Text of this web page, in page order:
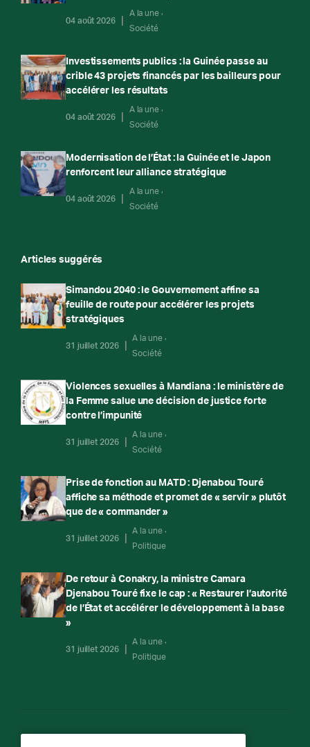
04 août 2026
A la une
Société
Investissements publics : la Guinée passe au
crible 43 projets financés par les bailleurs pour
accélérer les résultats
04 août 2026
A la une
Société
Modernisation de l’État : la Guinée et le Japon
renforcent leur alliance stratégique
04 août 2026
A la une
Société
Articles suggérés
Simandou 2040 : le Gouvernement affine sa
feuille de route pour accélérer les projets
stratégiques
31 juillet 2026
A la une
Société
Violences sexuelles à Mandiana : le ministère de
la Femme salue une décision de justice forte
contre l’impunité
31 juillet 2026
A la une
Société
Prise de fonction au MATD : Djenabou Touré
affiche sa méthode et promet de « servir » plutôt
que de « commander »
31 juillet 2026
A la une
Politique
De retour à Conakry, la ministre Camara
Djenabou Touré fixe le cap : « Restaurer l’autorité
de l’État et accélérer le développement à la base
»
31 juillet 2026
A la une
Politique